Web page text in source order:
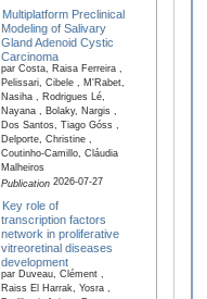
Multiplatform Preclinical
Modeling of Salivary
Gland Adenoid Cystic
Carcinoma
par Costa, Raisa Ferreira ,
Pelissari, Cibele , M'Rabet,
Nasiha , Rodrigues Lé,
Nayana , Bolaky, Nargis ,
Dos Santos, Tiago Góss ,
Delporte, Christine ,
Coutinho-Camillo, Cláudia
Malheiros
Publication2026-07-27
Key role of
transcription factors
network in proliferative
vitreoretinal diseases
development
par Duveau, Clément ,
Raiss El Harrak, Yosra ,